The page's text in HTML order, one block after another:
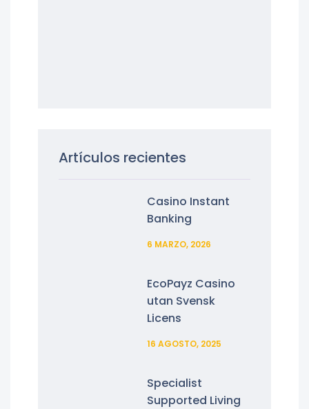
Artículos recientes
Casino Instant
Banking
6 MARZO, 2026
EcoPayz Casino
utan Svensk
Licens
16 AGOSTO, 2025
Specialist
Supported Living